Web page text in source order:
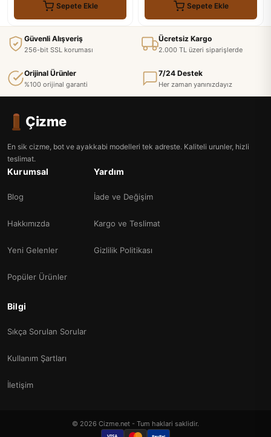
Sepete Ekle Sepete Ekle
Güvenli Alışveriş
256-bit SSL koruması
Ücretsiz Kargo
2.000 TL üzeri siparişlerde
Orijinal Ürünler
%100 orijinal garanti
7/24 Destek
Her zaman yanınızdayız
Çizme
En sik cizme, bot ve ayakkabi modelleri tek adreste. Kaliteli urunler, hizli
teslimat.
Kurumsal
Blog
Hakkımızda
Yeni Gelenler
Popüler Ürünler
Yardım
İade ve Değişim
Kargo ve Teslimat
Gizlilik Politikası
Bilgi
Sıkça Sorulan Sorular
Kullanım Şartları
İletişim
© 2026 Cizme.net - Tum haklari saklidir.